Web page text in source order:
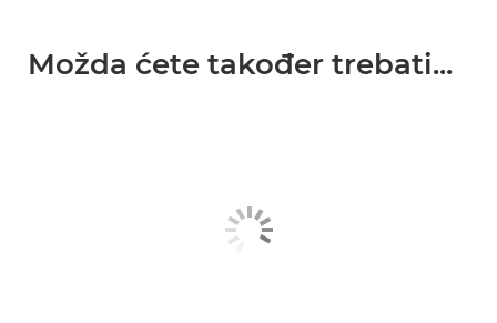
Možda ćete također trebati...